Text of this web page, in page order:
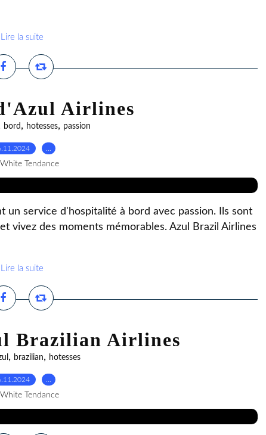
Lire la suite
Airlines
bord , hotesses, passion
Tendance
un service d'hospitalité à bord avec passion. Ils sont
vivez des moments mémorables. Azul Brazil Airlines
Lire la suite
Brazilian Airlines
, brazilian, hotesses
Tendance